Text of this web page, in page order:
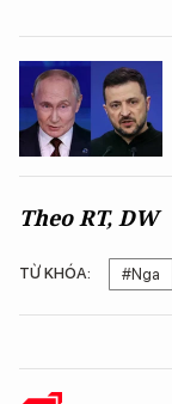
Theo RT, DW
TỪ KHÓA: #Nga